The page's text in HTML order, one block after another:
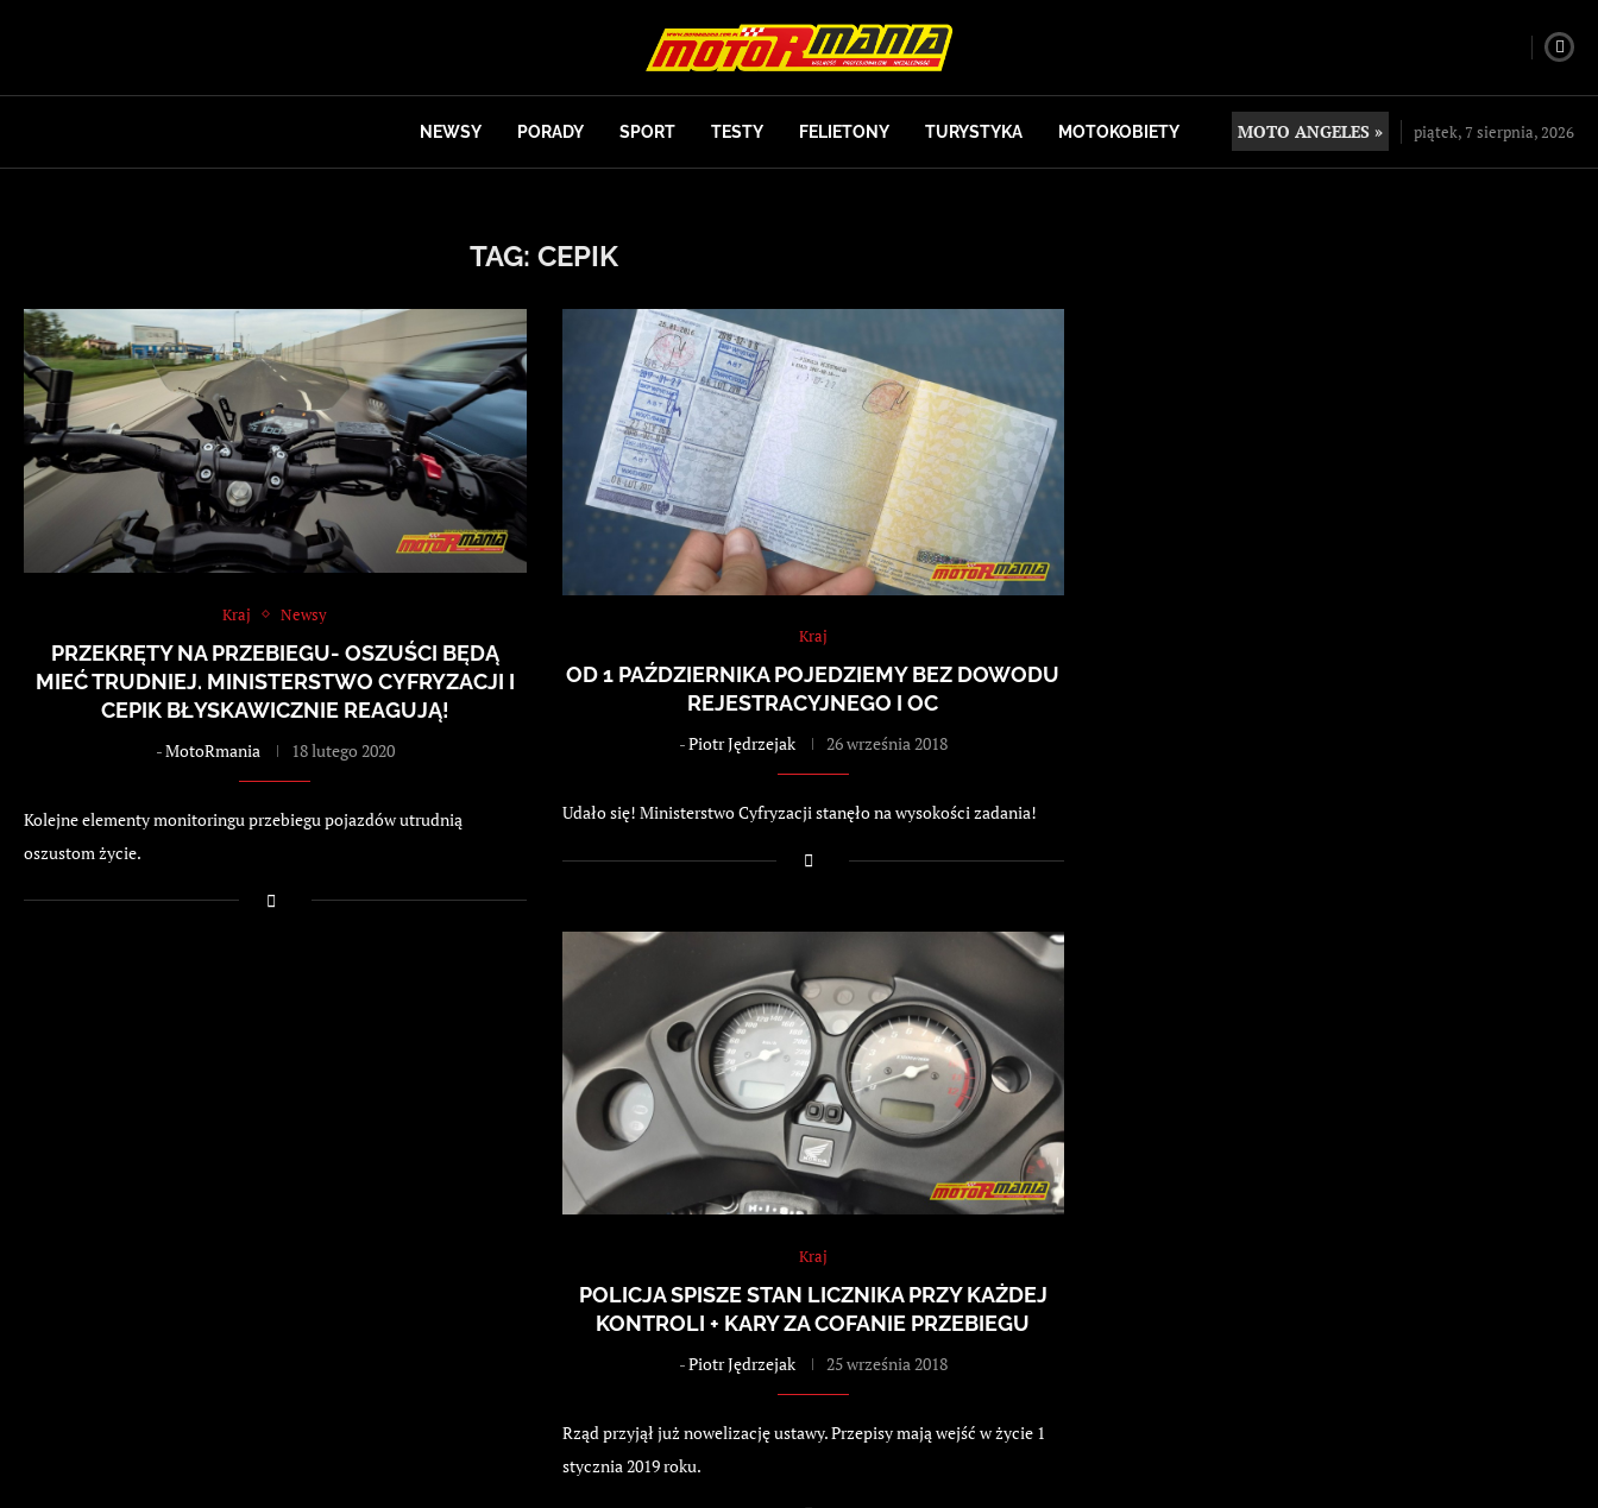
NEWSY PORADY SPORT TESTY FELIETONY TURYSTYKA MOTOKOBIETY MOTO ANGELES » piątek, 7 sierpnia, 2026
TAG:CEPIK
Kraj Newsy
PRZEKRĘTY NA PRZEBIEGU- OSZUŚCI BĘDĄ
MIEĆ TRUDNIEJ. MINISTERSTWO CYFRYZACJI I
CEPIK BŁYSKAWICZNIE REAGUJĄ!
-MotoRmania 18 lutego 2020
Kolejne elementy monitoringu przebiegu pojazdów utrudnią
oszustom życie.
Kraj
OD 1 PAŹDZIERNIKA POJEDZIEMY BEZ DOWODU
REJESTRACYJNEGO I OC
-Piotr Jędrzejak 26 września 2018
Udało się! Ministerstwo Cyfryzacji stanęło na wysokości zadania!
Kraj
POLICJA SPISZE STAN LICZNIKA PRZY KAŻDEJ
KONTROLI + KARY ZA COFANIE PRZEBIEGU
-Piotr Jędrzejak 25 września 2018
Rząd przyjął już nowelizację ustawy. Przepisy mają wejść w życie 1
stycznia 2019 roku.